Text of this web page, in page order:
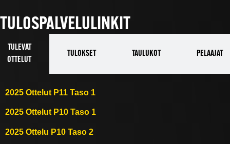
TULOSPALVELULINKIT
TULEVAT
OTTELUT
TULOKSET TAULUKOT PELAAJAT
2025 Ottelut P11 Taso 1
2025 Ottelut P10 Taso 1
2025 Ottelu P10 Taso 2